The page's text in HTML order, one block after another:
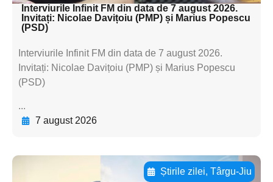
Interviurile Infinit FM din data de 7 august 2026.
Invitați: Nicolae Davițoiu (PMP) și Marius Popescu
(PSD)
Interviurile Infinit FM din data de 7 august 2026.
Invitați: Nicolae Davițoiu (PMP) și Marius Popescu
(PSD)
...
7 august 2026
Știrile zilei, Târgu-Jiu